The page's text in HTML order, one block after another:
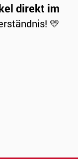
direkt im
💛